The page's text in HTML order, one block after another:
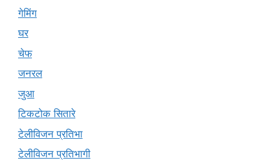
गेमिंग
घर
चेफ
जनरल
जुआ
टिकटोक सितारे
टेलीविजन प्रतिभा
टेलीविजन प्रतिभागी